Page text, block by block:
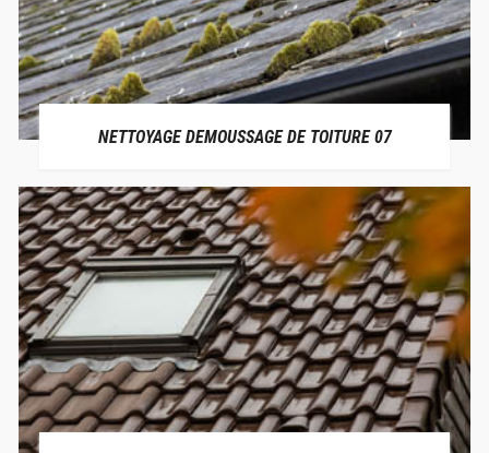
NETTOYAGE DEMOUSSAGE DE TOITURE 07